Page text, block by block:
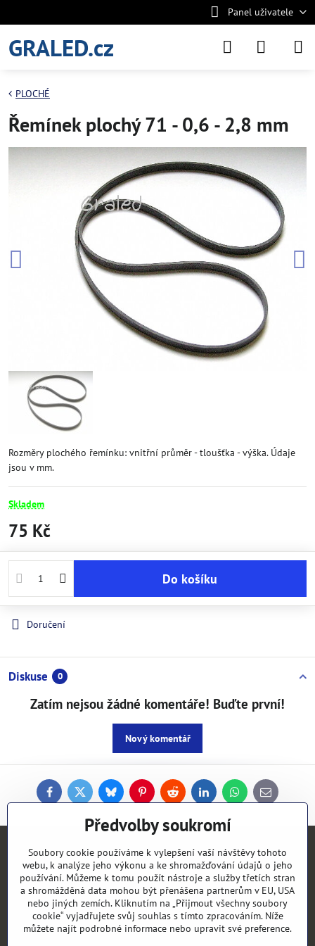
Panel uživatele
GRALED.cz
PLOCHÉ
Řemínek plochý 71 - 0,6 - 2,8 mm
Rozměry plochého řemínku: vnitřní průměr - tloušťka - výška. Údaje
jsou v mm.
Skladem
75 Kč
Do košíku
Doručení
Diskuse 0
Zatím nejsou žádné komentáře! Buďte první!
Nový komentář
FacebookTwitterBlueskyPinterestReddit LinkedInWhatsApp
E-
mail
Kontakty
Objednávky
Vše k nákupu
Předvolby soukromí
Soubory cookie používáme k vylepšení vaší návštěvy tohoto
webu, k analýze jeho výkonu a ke shromažďování údajů o jeho
používání. Můžeme k tomu použít nástroje a služby třetích stran
a shromážděná data mohou být přenášena partnerům v EU, USA
nebo jiných zemích. Kliknutím na „Přijmout všechny soubory
cookie“ vyjadřujete svůj souhlas s tímto zpracováním. Níže
můžete najít podrobné informace nebo upravit své preference.